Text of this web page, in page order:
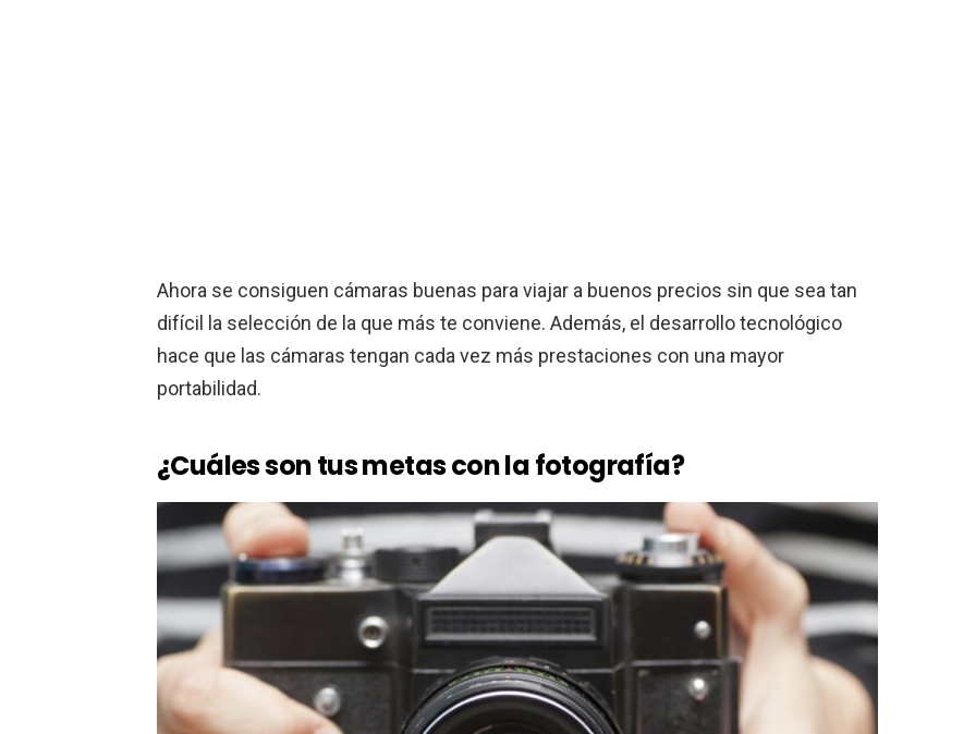
Ahora se consiguen cámaras buenas para viajar a buenos precios sin que sea tan
difícil la selección de la que más te conviene. Además, el desarrollo tecnológico
hace que las cámaras tengan cada vez más prestaciones con una mayor
portabilidad.
¿Cuáles son tus metas con la fotografía?